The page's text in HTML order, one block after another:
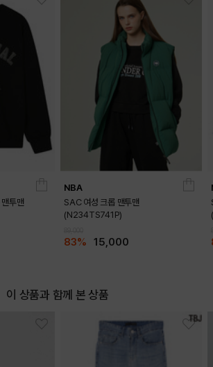
투맨
NBA
SAC 여성 크롭 맨투맨
(N234TS741P)
83% 15,000
이 상품과 함께 본 상품